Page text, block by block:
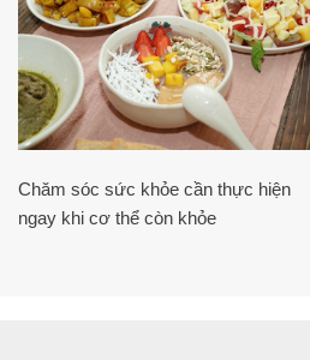
Chăm sóc sức khỏe cần thực hiện
ngay khi cơ thể còn khỏe